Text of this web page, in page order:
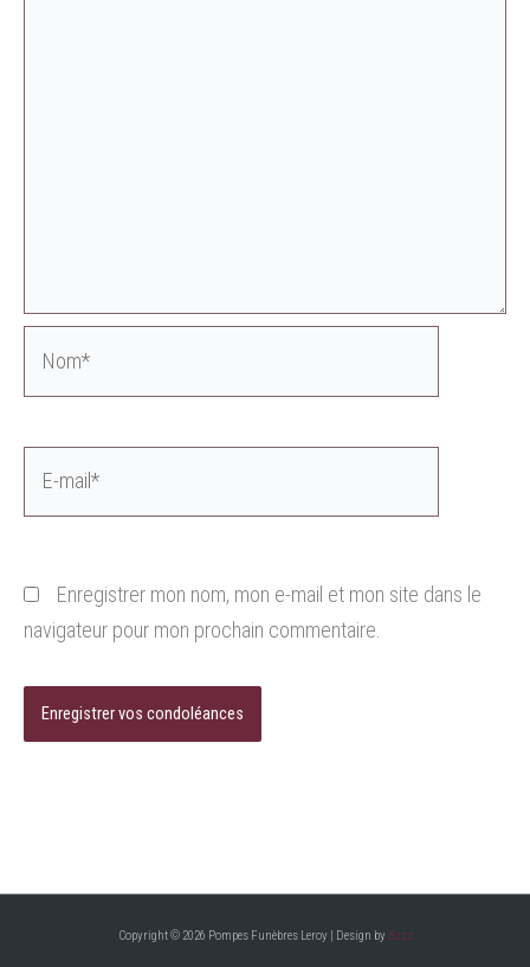
Enregistrer mon nom, mon e-mail et mon site dans le
navigateur pour mon prochain commentaire.
Copyright © 2026 Pompes Funèbres Leroy | Design by Bzzz